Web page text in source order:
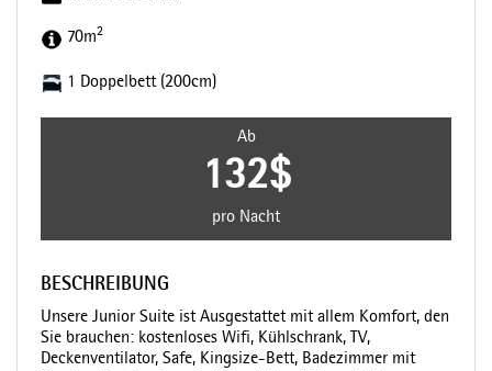
70m2
1 Doppelbett (200cm)
Ab
132$
pro Nacht
BESCHREIBUNG
Unsere Junior Suite ist Ausgestattet mit allem Komfort, den
Sie brauchen: kostenloses Wifi, Kühlschrank, TV,
Deckenventilator, Safe, Kingsize-Bett, Badezimmer mit